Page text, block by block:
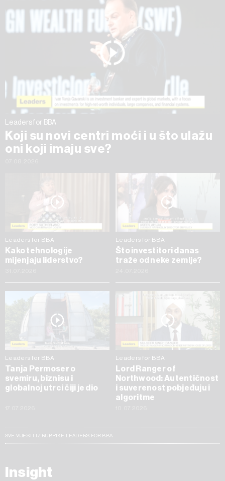
na „Prikaži detalje“. Privolu možete u bilo kojem trenutku
povući bez negativnih posljedica.
Leaders for BBA
Koji su novi centri moći i u što ulažu
oni koji imaju sve?
Leaders for BBA
Kako tehnologije
mijenjaju liderstvo?
Leaders for BBA
Što investitori danas
traže od neke zemlje?
Leaders for BBA
Tanja Permoser o
svemiru, biznisu i
globalnoj utrci čiji je dio
Leaders for BBA
Lord Ranger of
Northwood: Autentičnost
i suverenost pobjeđuju i
algoritme
SVE VIJESTI IZ RUBRIKE LEADERS FOR BBA
Insight